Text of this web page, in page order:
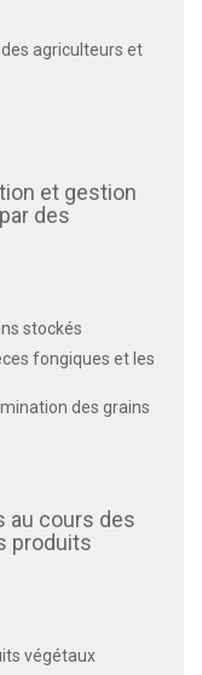
agriculteurs et
et gestion
des
stockés
fongiques et les
des grains
au cours des
produits
végétaux